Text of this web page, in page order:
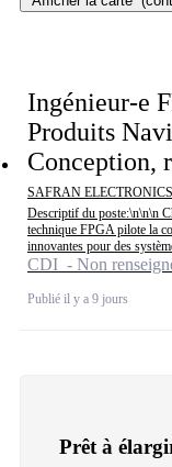
Ingénieur-e
Produits
Conception,
SAFRAN
Descriptif du poste:\n\n\n
technique FPGA pilote la
innovantes pour des
CDI - Non
Publié il y a 9 jours
Prêt à